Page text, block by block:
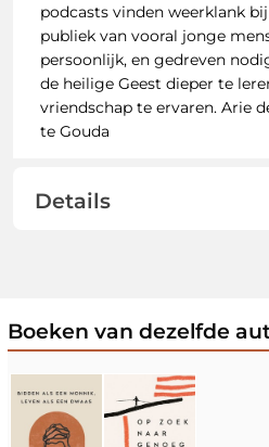
podcasts vinden weerklank
publiek van vooral jonge
persoonlijk, en gedreven
de heilige Geest dieper te
vriendschap te ervaren. Arie
te Gouda
Details
Boeken van dezelfde